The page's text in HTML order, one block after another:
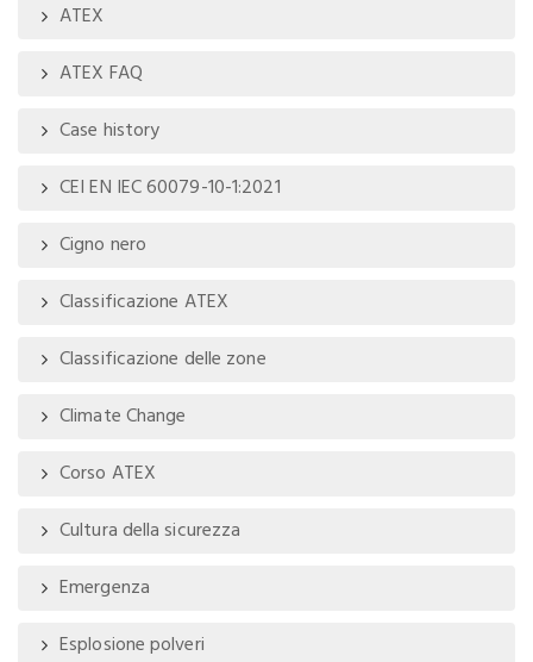
ATEX
ATEX FAQ
Case history
CEI EN IEC 60079-10-1:2021
Cigno nero
Classificazione ATEX
Classificazione delle zone
Climate Change
Corso ATEX
Cultura della sicurezza
Emergenza
Esplosione polveri